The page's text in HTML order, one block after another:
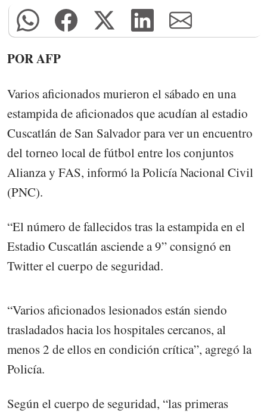
POR AFP
Varios aficionados murieron el sábado en una
estampida de aficionados que acudían al estadio
Cuscatlán de San Salvador para ver un encuentro
del torneo local de fútbol entre los conjuntos
Alianza y FAS, informó la Policía Nacional Civil
(PNC).
“El número de fallecidos tras la estampida en el
Estadio Cuscatlán asciende a 9” consignó en
Twitter el cuerpo de seguridad.
“Varios aficionados lesionados están siendo
trasladados hacia los hospitales cercanos, al
menos 2 de ellos en condición crítica”, agregó la
Policía.
Según el cuerpo de seguridad, “las primeras